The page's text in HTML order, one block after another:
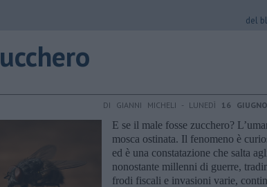
del
DI GIANNI MICHELI - LUNEDÌ 16
E se il male fosse zucchero?
mosca ostinata. Il fenomeno è
ed è una constatazione che salta
nonostante millenni di guerre,
frodi fiscali e invasioni varie,